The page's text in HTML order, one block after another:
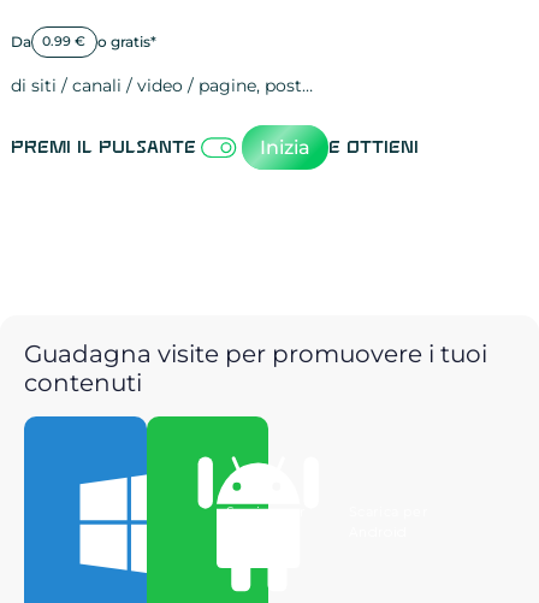
Da 0.99 € o gratis*
di siti / canali / video / pagine, post…
Premi il pulsante Inizia e ottieni
Guadagna visite per promuovere i tuoi
contenuti
Scarica per